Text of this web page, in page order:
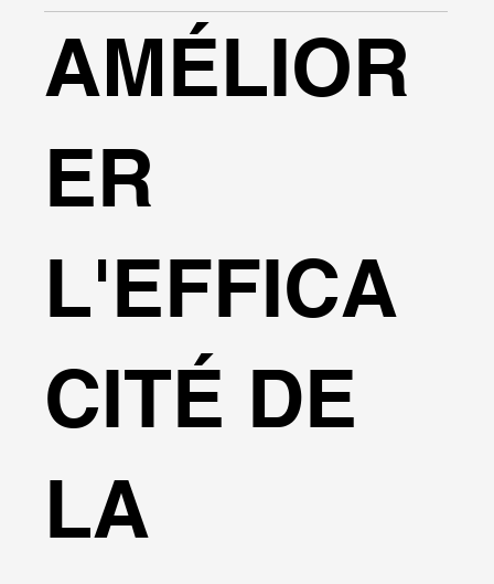
AMÉLIOR
ER
L'EFFICA
CITÉ DE
LA